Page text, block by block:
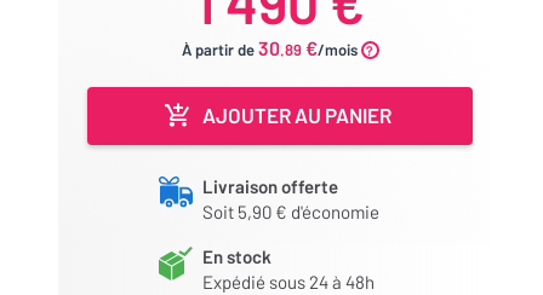
À partir de30.89€/mois
AJOUTER AU PANIER
Livraison offerte
Soit 5,90 € d'économie
En stock
Expédié sous 24 à 48h